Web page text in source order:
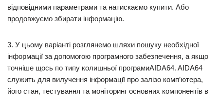
відповідними параметрами та натискаємо купити. Або
продовжуємо збирати інформацію.
3. У цьому варіанті розглянемо шляхи пошуку необхідної
інформації за допомогою програмного забезпечення, а якщо
точніше щось по типу колишньої програмиAIDA64. AIDA64
служить для вилучення інформації про залізо комп’ютера,
його стан, тестування та моніторинг основних компонентів в